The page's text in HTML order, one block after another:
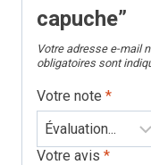
capuche”
Votre adresse e-mail
obligatoires sont
Votre note *
Votre avis *